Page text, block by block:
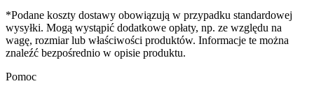
*Podane koszty dostawy obowiązują w przypadku standardowej
wysyłki. Mogą wystąpić dodatkowe opłaty, np. ze względu na
wagę, rozmiar lub właściwości produktów. Informacje te można
znaleźć bezpośrednio w opisie produktu.
Pomoc